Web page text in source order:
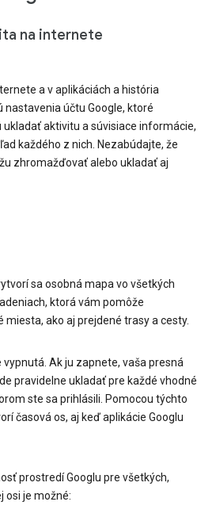
na internete
a v aplikáciách a história
nastavenia účtu Google, ktoré
aktivitu a súvisiace informácie,
každého z nich. Nezabúdajte, že
zhromažďovať alebo ukladať aj
sa osobná mapa vo všetkých
ktorá vám pomôže
ako aj prejdené trasy a cesty.
vypnutá. Ak ju zapnete, vaša presná
pravidelne ukladať pre každé vhodné
ste sa prihlásili. Pomocou týchto
časová os, aj keď aplikácie Googlu
prostredí Googlu pre všetkých,
osi je možné: